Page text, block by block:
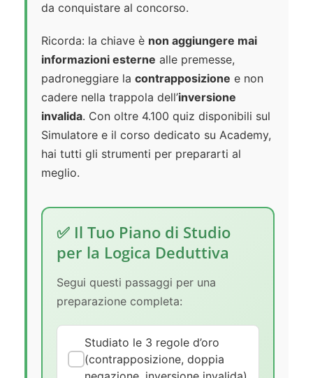
da conquistare al concorso.
Ricorda: la chiave è non aggiungere mai
informazioni esterne alle premesse,
padroneggiare la contrapposizione e non
cadere nella trappola dell’inversione
invalida. Con oltre 4.100 quiz disponibili sul
Simulatore e il corso dedicato su Academy,
hai tutti gli strumenti per prepararti al
meglio.
✅ Il Tuo Piano di Studio
per la Logica Deduttiva
Segui questi passaggi per una
preparazione completa:
Studiato le 3 regole d’oro
(contrapposizione, doppia